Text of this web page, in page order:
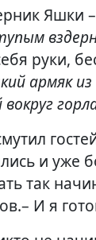
Яшки
руки,
армяк
и
так
И я